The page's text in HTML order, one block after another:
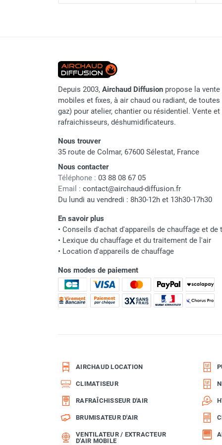
Chaudière fixe à eau
Aérotherme fixe mural
Aérotherme au gaz
Aérotherme à eau chaude ou froide
Aérotherme au fioul
(détente directe)
Chauffage mobile électrique, fioul et
gaz
Chauffage mobile électrique
Chauffage électrique soufflant
Chauffage haute température pour
étuvage industriel ou destruction
punaises de lit
Chauffage électrique infrarouge
Chauffage électrique par convection
Chauffage fioul soufflant avec
cheminée et réservoir intégré
Chauffage fioul soufflant avec
cheminée à raccorder sur citerne
Chauffage mobile au gaz propane /
butane
combustion directe
Chauffage mobile au gaz à
Chauffage mobile au gaz rayonnant
Depuis 2003, Airchaud Diffusion propose la
mobiles et fixes, à air chaud ou radiant, de
gaz) pour atelier, chantier ou résidentiel. Vente
rafraichisseurs, déshumidificateurs.
Nous trouver
35 route de Colmar, 67600 Sélestat, France
Nous contacter
Téléphone : 03 88 08 67 05
Email : contact@airchaud-diffusion.fr
Du lundi au vendredi : 8h30-12h et 13h30-17h30
En savoir plus
• Conseils d'achat d'appareils de chauffage et de
• Lexique du chauffage et du traitement de l'air
• Location d'appareils de chauffage
Nos modes de paiement
AIRCHAUD LOCATION
CLIMATISEUR
RAFRAÎCHISSEUR D'AIR
BRUMISATEUR D'AIR
VENTILATEUR / EXTRACTEUR
D'AIR MOBILE